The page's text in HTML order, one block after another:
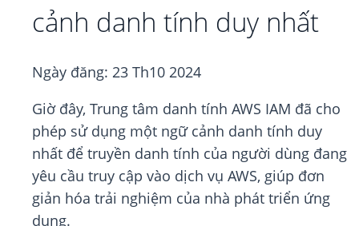
cảnh danh tính duy nhất
Ngày đăng: 23 Th10 2024
Giờ đây, Trung tâm danh tính AWS IAM đã cho
phép sử dụng một ngữ cảnh danh tính duy
nhất để truyền danh tính của người dùng đang
yêu cầu truy cập vào dịch vụ AWS, giúp đơn
giản hóa trải nghiệm của nhà phát triển ứng
dụng.